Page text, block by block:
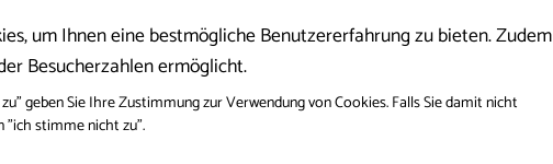
Visitkras. Die Investition wird von der Republik
und von der Europäischen Union aus dem
Fonds für regionale Entwicklung
um Ihnen eine bestmögliche Benutzererfahrung zu bieten. Zudem
Besucherzahlen ermöglicht.
geben Sie Ihre Zustimmung zur Verwendung von Cookies. Falls Sie damit nicht
"ich stimme nicht zu".